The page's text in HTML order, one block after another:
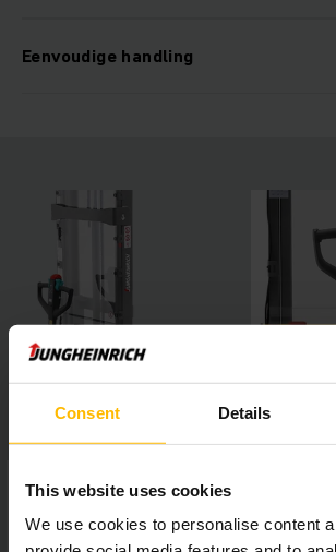
Consent Details
This website uses cookies
We use cookies to personalise content
Eenvoudige handling